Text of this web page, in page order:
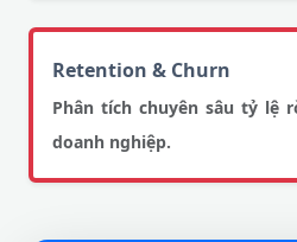
Retention & Churn
Phân tích chuyên sâu tỷ lệ
doanh nghiệp.